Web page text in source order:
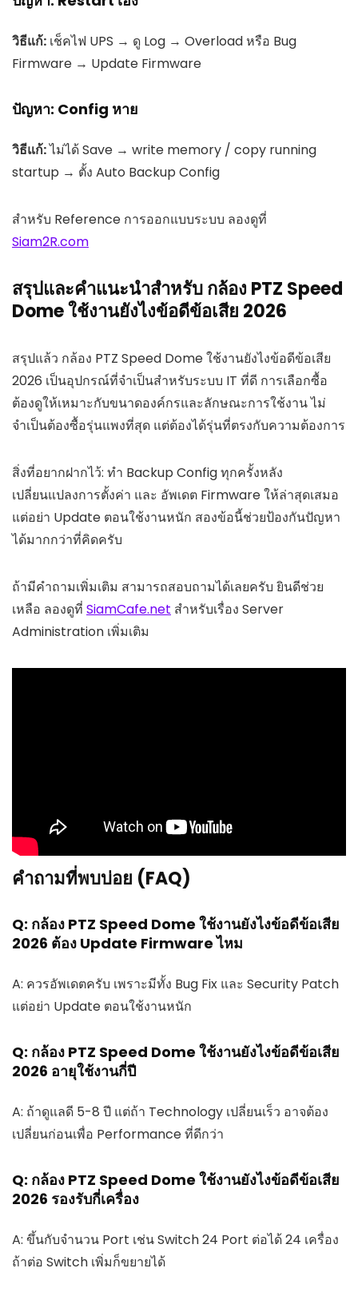
วิธีแก้: เช็คไฟ UPS → ดู Log → Overload หรือ Bug
Firmware → Update Firmware
ปัญหา: Config หาย
วิธีแก้:ไม่ได้ Save → write memory / copy running
startup → ตั้ง Auto Backup Config
สำหรับ Reference การออกแบบระบบ ลองดูที่
Siam2R.com
สรุปและคำแนะนำสำหรับ กล้อง PTZ Speed
Dome ใช้งานยังไงข้อดีข้อเสีย 2026
สรุปแล้ว กล้อง PTZ Speed Dome ใช้งานยังไงข้อดีข้อเสีย
2026 เป็นอุปกรณ์ที่จำเป็นสำหรับระบบ IT ที่ดี การเลือกซื้อ
ต้องดูให้เหมาะกับขนาดองค์กรและลักษณะการใช้งาน ไม่
จำเป็นต้องซื้อรุ่นแพงที่สุด แต่ต้องได้รุ่นที่ตรงกับความต้องการ
สิ่งที่อยากฝากไว้: ทำ Backup Config ทุกครั้งหลัง
เปลี่ยนแปลงการตั้งค่า และ อัพเดต Firmware ให้ล่าสุดเสมอ
แต่อย่า Update ตอนใช้งานหนัก สองข้อนี้ช่วยป้องกันปัญหา
ได้มากกว่าที่คิดครับ
ถ้ามีคำถามเพิ่มเติม สามารถสอบถามได้เลยครับ ยินดีช่วย
เหลือ ลองดูที่ SiamCafe.net สำหรับเรื่อง Server
Administration เพิ่มเติม
คำถามที่พบบ่อย (FAQ)
Q: กล้อง PTZ Speed Dome ใช้งานยังไงข้อดีข้อเสีย
2026 ต้อง Update Firmware ไหม
A: ควรอัพเดตครับ เพราะมีทั้ง Bug Fix และ Security Patch
แต่อย่า Update ตอนใช้งานหนัก
Q: กล้อง PTZ Speed Dome ใช้งานยังไงข้อดีข้อเสีย
2026 อายุใช้งานกี่ปี
A: ถ้าดูแลดี 5-8 ปี แต่ถ้า Technology เปลี่ยนเร็ว อาจต้อง
เปลี่ยนก่อนเพื่อ Performance ที่ดีกว่า
Q: กล้อง PTZ Speed Dome ใช้งานยังไงข้อดีข้อเสีย
2026 รองรับกี่เครื่อง
A: ขึ้นกับจำนวน Port เช่น Switch 24 Port ต่อได้ 24 เครื่อง
ถ้าต่อ Switch เพิ่มก็ขยายได้